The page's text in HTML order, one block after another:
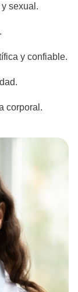
sexual.
y confiable.
corporal.